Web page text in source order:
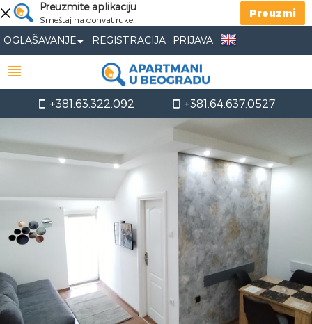
Preuzmite aplikaciju
Smeštaj na dohvat ruke!
Preuzmi
OGLAŠAVANJE REGISTRACIJA PRIJAVA
+381.63.322.092 +381.64.637.0527